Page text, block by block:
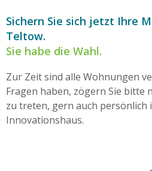
Sichern Sie sich jetzt Ihre
Teltow.
Sie habe die Wahl.
Zur Zeit sind alle Wohnungen
Fragen haben, zögern Sie bitte
zu treten, gern auch persönlich
Innovationshaus.